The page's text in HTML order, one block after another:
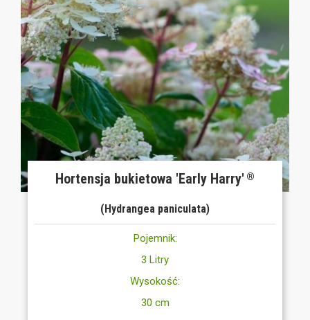
Hortensja bukietowa 'Early Harry' ®
(Hydrangea paniculata)
Pojemnik:
3 Litry
Wysokość:
30 cm